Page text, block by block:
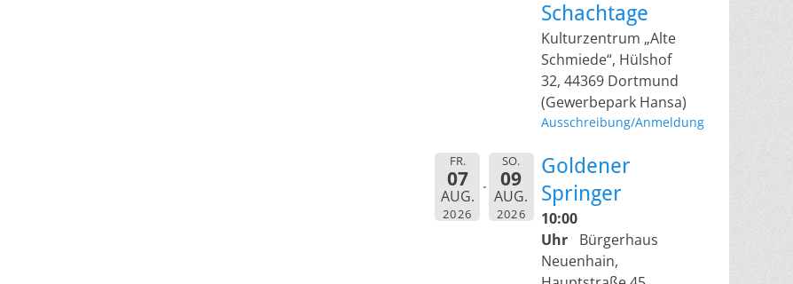
Schachtage
Kulturzentrum „Alte
Schmiede“, Hülshof
32, 44369 Dortmund
(Gewerbepark Hansa)
Ausschreibung/Anmeldung
FR.
07
AUG.
2026
SO.
09
AUG.
2026
Goldener
Springer
10:00
Uhr
Bürgerhaus
Neuenhain,